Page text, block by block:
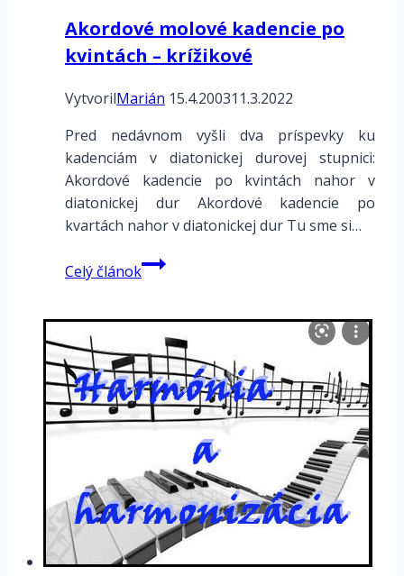
Akordové molové kadencie po
kvintách – krížikové
VytvorilMarián 15.4.200311.3.2022
Pred nedávnom vyšli dva príspevky ku
kadenciám v diatonickej durovej stupnici:
Akordové kadencie po kvintách nahor v
diatonickej dur Akordové kadencie po
kvartách nahor v diatonickej dur Tu sme si…
Celý článokAkordové
molové
kvintách
–
krížikové